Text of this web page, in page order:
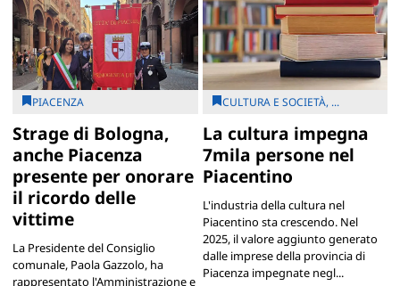
PIACENZA
Strage di Bologna,
anche Piacenza
presente per onorare
il ricordo delle
vittime
La Presidente del Consiglio
comunale, Paola Gazzolo, ha
rappresentato l'Amministrazione e
CULTURA E SOCIETÀ, ...
La cultura impegna
7mila persone nel
Piacentino
L'industria della cultura nel
Piacentino sta crescendo. Nel
2025, il valore aggiunto generato
dalle imprese della provincia di
Piacenza impegnate negl...